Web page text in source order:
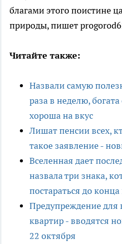
благами этого поистине
природы, пишет
Читайте также:
Назвали самую
раза в неделю,
хороша на вкус
Лишат пенсии всех,
такое заявление -
Вселенная дает
назвала три знака,
постараться до конца
Предупреждение для
квартир - вводятся
22 октября